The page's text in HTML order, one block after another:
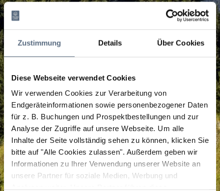
Zustimmung Details Über Cookies
Diese Webseite verwendet Cookies
Wir verwenden Cookies zur Verarbeitung von
Endgeräteinformationen sowie personenbezogener Daten
für z. B. Buchungen und Prospektbestellungen und zur
Analyse der Zugriffe auf unsere Webseite. Um alle
Inhalte der Seite vollständig sehen zu können, klicken Sie
bitte auf "Alle Cookies zulassen". Außerdem geben wir
Informationen zu Ihrer Verwendung unserer Website an
unsere Partner für soziale Medien, Werbung und